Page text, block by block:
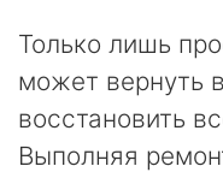
Только лишь
может вернуть
восстановить
Выполняя